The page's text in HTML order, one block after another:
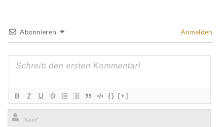
Abonnieren Anmelden
{} [+]